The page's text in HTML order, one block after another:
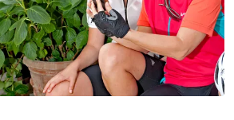
23, 4910 RIED IM INNKREIS, 0664 46